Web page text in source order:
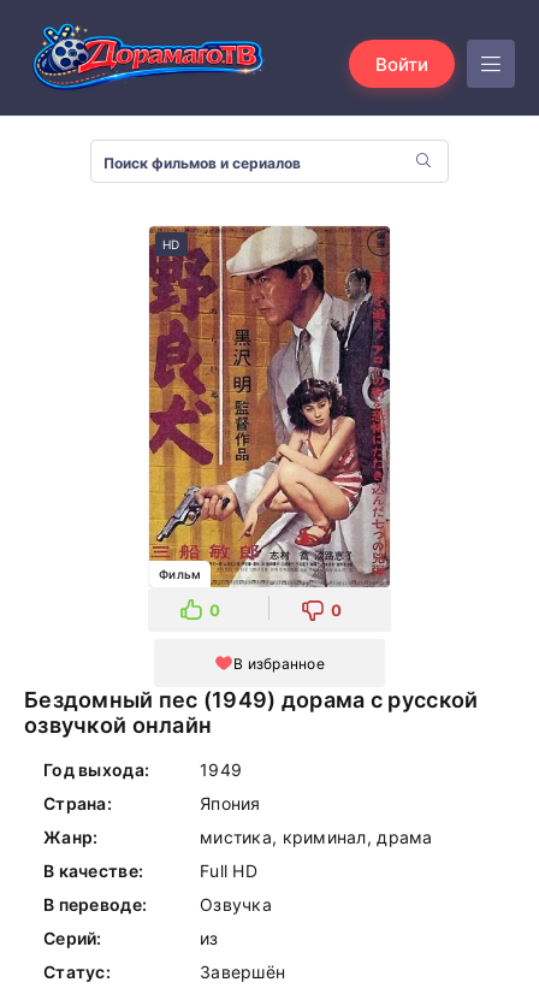
Войти
HD
Фильм
0 0
В избранное
Бездомный пес (1949) дорама с русской
озвучкой онлайн
Год выхода:
1949
Страна:
Япония
Жанр:
мистика, криминал, драма
В качестве:
Full HD
В переводе:
Озвучка
Серий:
из
Статус:
Завершён